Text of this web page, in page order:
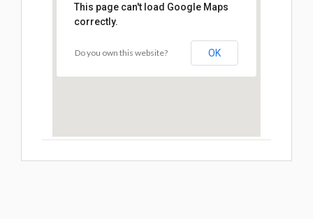
This page can't load Google Maps
correctly.
Do you own this website? OK